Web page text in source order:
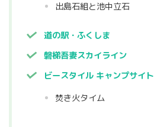
出島石組と池中立石
道の駅・ふくしま
磐梯吾妻スカイライン
ビースタイル キャンプサイト
焚き火タイム